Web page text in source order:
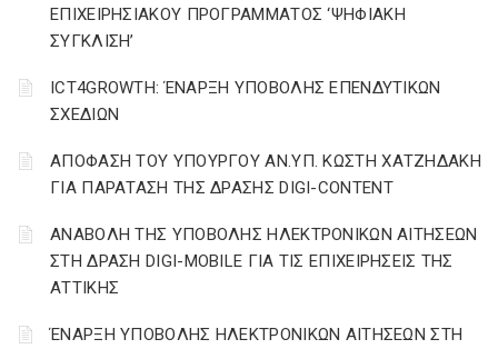
ΕΠΙΧΕΙΡΗΣΙΑΚΟΥ ΠΡΟΓΡΑΜΜΑΤΟΣ ‘ΨΗΦΙΑΚΗ
ΣΥΓΚΛΙΣΗ’
ICT4GROWTH: ΈΝΑΡΞΗ ΥΠΟΒΟΛΗΣ ΕΠΕΝΔΥΤΙΚΩΝ
ΣΧΕΔΙΩΝ
ΑΠΟΦΑΣΗ ΤΟΥ ΥΠΟΥΡΓΟΥ ΑΝ.ΥΠ. ΚΩΣΤΗ ΧΑΤΖΗΔΑΚΗ
ΓΙΑ ΠΑΡΑΤΑΣΗ ΤΗΣ ΔΡΑΣΗΣ DIGI-CONTENT
ΑΝΑΒΟΛΗ ΤΗΣ ΥΠΟΒΟΛΗΣ ΗΛΕΚΤΡΟΝΙΚΩΝ ΑΙΤΗΣΕΩΝ
ΣΤΗ ΔΡΑΣΗ DIGI-MOBILE ΓΙΑ ΤΙΣ ΕΠΙΧΕΙΡΗΣΕΙΣ ΤΗΣ
ΑΤΤΙΚΗΣ
ΈΝΑΡΞΗ ΥΠΟΒΟΛΗΣ ΗΛΕΚΤΡΟΝΙΚΩΝ ΑΙΤΗΣΕΩΝ ΣΤΗ